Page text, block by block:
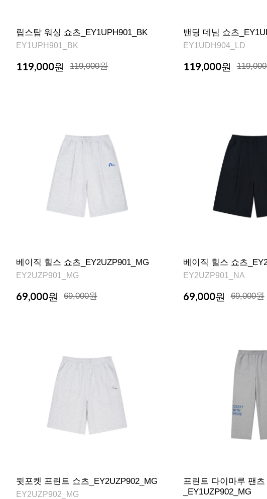
립스탑 워싱 쇼츠_EY1UPH901_BK
EY1UPH901_BK
119,000원 119,000원
밴딩 데님 쇼츠
EY1UDH904_LD
119,000원
베이직 힐스 쇼츠_EY2UZP901_MG
EY2UZP901_MG
69,000원 69,000원
베이직 힐스 쇼츠
EY2UZP901_NA
69,000원 69,000원
뒷포켓 프린트 쇼츠_EY2UZP902_MG
EY2UZP902_MG
프린트 다이마루 팬츠
_EY1UZP902_MG